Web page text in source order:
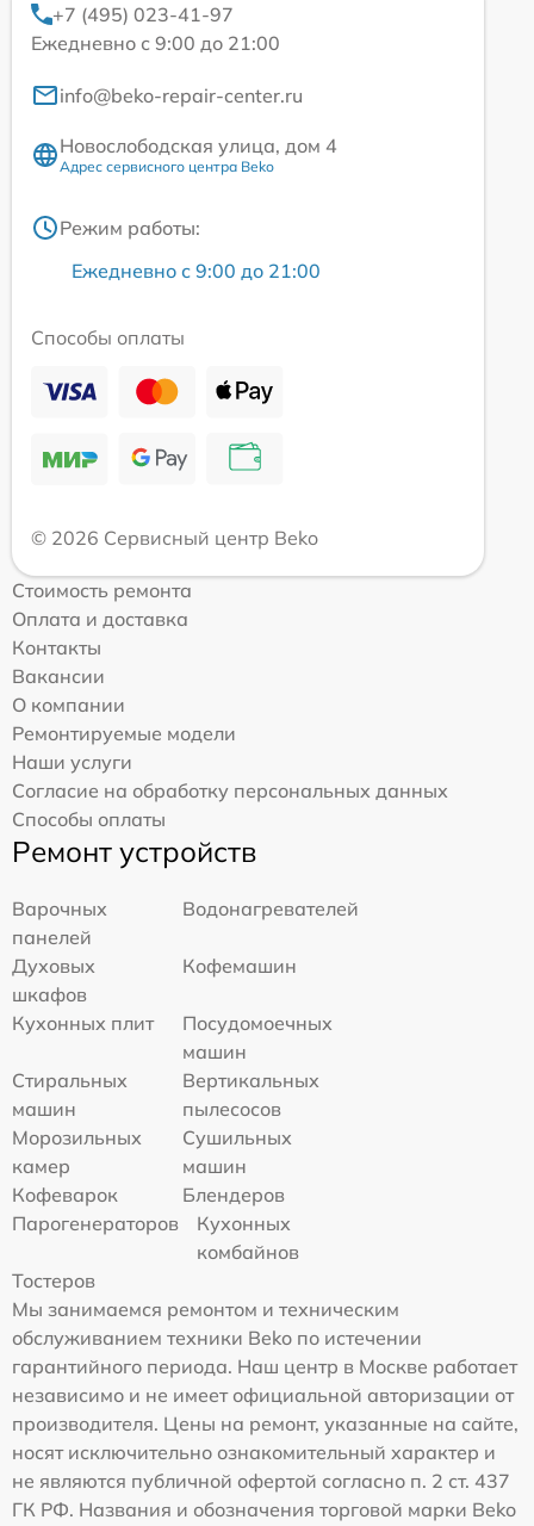
+7 (495) 023-41-97
Ежедневно с 9:00 до 21:00
info@beko-repair-center.ru
Новослободская улица, дом 4
Адрес сервисного центра Beko
Режим работы:
Ежедневно с 9:00 до 21:00
Способы оплаты
© 2026 Сервисный центр Beko
Стоимость ремонта
Оплата и доставка
Контакты
Вакансии
О компании
Ремонтируемые модели
Наши услуги
Согласие на обработку персональных данных
Способы оплаты
Ремонт устройств
Варочных
панелей
Водонагревателей
Духовых
шкафов
Кофемашин
Кухонных плит
Посудомоечных
машин
Стиральных
машин
Вертикальных
пылесосов
Морозильных
камер
Сушильных
машин
Кофеварок
Блендеров
Парогенераторов
Кухонных
комбайнов
Тостеров
Мы занимаемся ремонтом и техническим
обслуживанием техники Beko по истечении
гарантийного периода. Наш центр в Москве работает
независимо и не имеет официальной авторизации от
производителя. Цены на ремонт, указанные на сайте,
носят исключительно ознакомительный характер и
не являются публичной офертой согласно п. 2 ст. 437
ГК РФ. Названия и обозначения торговой марки Beko